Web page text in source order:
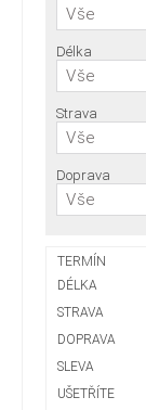
Vše
Délka
Vše
Strava
Vše
Doprava
Vše